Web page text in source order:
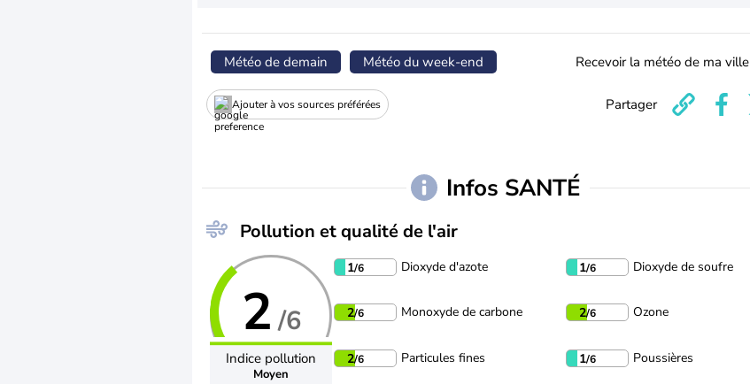
Météo de demain Météo du week-end Recevoir la météo de ma ville
Ajouter à vos sources préférées Partager
Infos SANTÉ
Pollution et qualité de l'air
2 /6
Indice pollution
Moyen
1/6 Dioxyde d'azote 1/6 Dioxyde de soufre
2/6 Monoxyde de carbone 2/6 Ozone
2/6 Particules fines 1/6 Poussières